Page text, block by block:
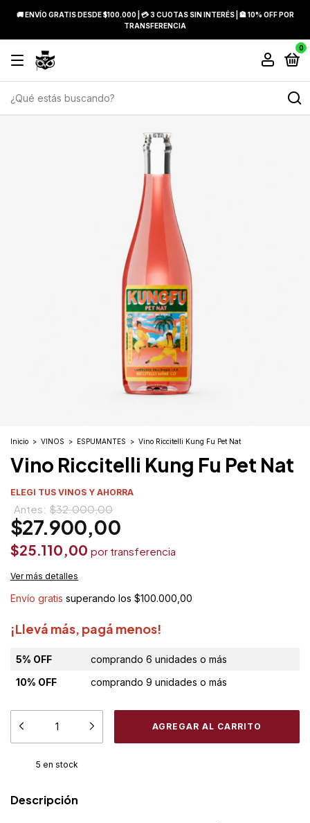
🚚 ENVÍO GRATIS DESDE $100.000 | 💳 3 CUOTAS SIN INTERÉS | 🏦 10% OFF POR
TRANSFERENCIA
0
Inicio > VINOS > ESPUMANTES > Vino Riccitelli Kung Fu Pet Nat
Vino Riccitelli Kung Fu Pet Nat
ELEGI TUS VINOS Y AHORRA
$27.900,00
$32.000,00
$25.110,00
Ver más detalles
Envío gratis superando los $100.000,00
¡Llevá más, pagá menos!
5% OFF
comprando 6 unidades o más
10% OFF
comprando 9 unidades o más
5 en stock
Descripción